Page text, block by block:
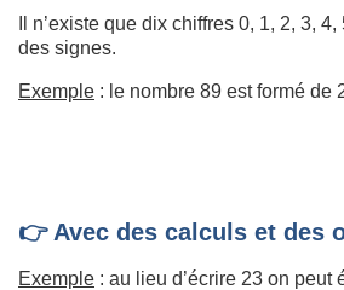
Il n’existe que dix chiffres 0, 1, 2, 3,
des signes.
Exemple : le nombre 89 est formé de
👉 Avec des calculs et des
Exemple : au lieu d’écrire 23 on peut